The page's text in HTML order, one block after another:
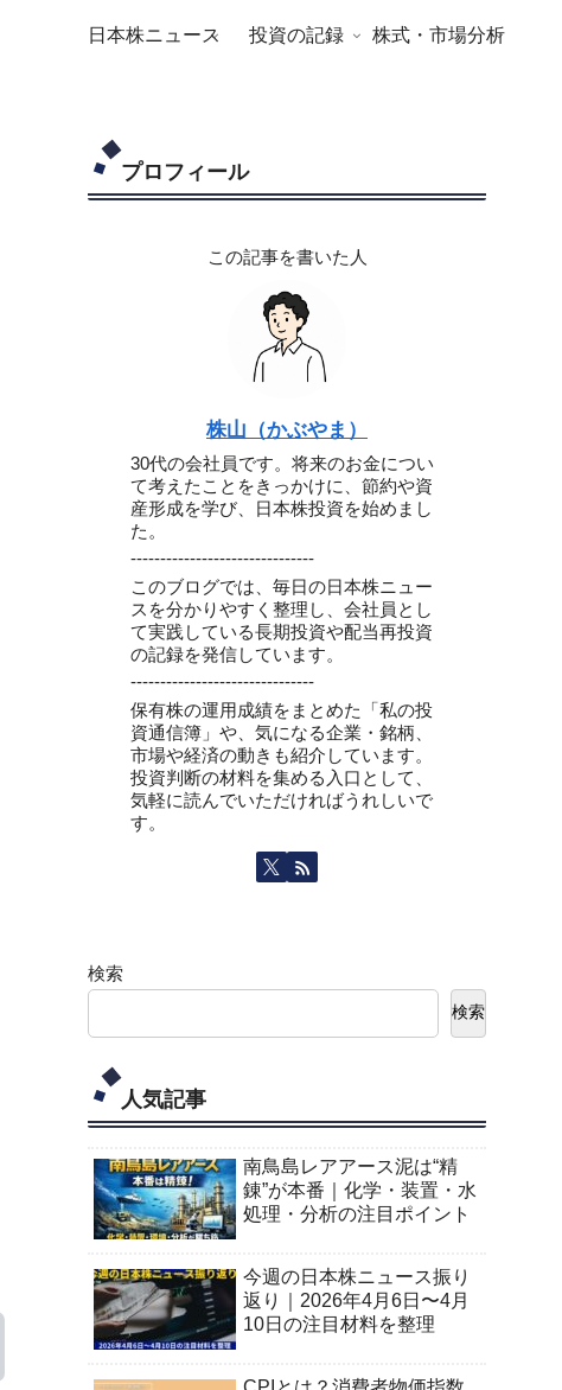
日本株ニュース 投資の記録 株式・市場分析
プロフィール
この記事を書いた人
株山（かぶやま）
30代の会社員です。将来のお金につい
て考えたことをきっかけに、節約や資
産形成を学び、日本株投資を始めまし
た。
-------------------------------
このブログでは、毎日の日本株ニュー
スを分かりやすく整理し、会社員とし
て実践している長期投資や配当再投資
の記録を発信しています。
-------------------------------
保有株の運用成績をまとめた「私の投
資通信簿」や、気になる企業・銘柄、
市場や経済の動きも紹介しています。
投資判断の材料を集める入口として、
気軽に読んでいただければうれしいで
す。
検索
検索
人気記事
南鳥島レアアース泥は“精
錬”が本番｜化学・装置・水
処理・分析の注目ポイント
今週の日本株ニュース振り
返り｜2026年4月6日〜4月
10日の注目材料を整理